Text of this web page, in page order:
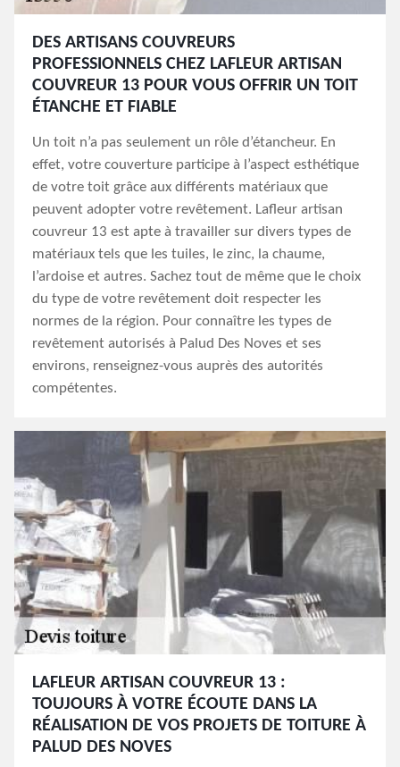
DES ARTISANS COUVREURS
PROFESSIONNELS CHEZ LAFLEUR ARTISAN
COUVREUR 13 POUR VOUS OFFRIR UN TOIT
ÉTANCHE ET FIABLE
Un toit n’a pas seulement un rôle d’étancheur. En
effet, votre couverture participe à l’aspect esthétique
de votre toit grâce aux différents matériaux que
peuvent adopter votre revêtement. Lafleur artisan
couvreur 13 est apte à travailler sur divers types de
matériaux tels que les tuiles, le zinc, la chaume,
l’ardoise et autres. Sachez tout de même que le choix
du type de votre revêtement doit respecter les
normes de la région. Pour connaître les types de
revêtement autorisés à Palud Des Noves et ses
environs, renseignez-vous auprès des autorités
compétentes.
LAFLEUR ARTISAN COUVREUR 13 :
TOUJOURS À VOTRE ÉCOUTE DANS LA
RÉALISATION DE VOS PROJETS DE TOITURE À
PALUD DES NOVES